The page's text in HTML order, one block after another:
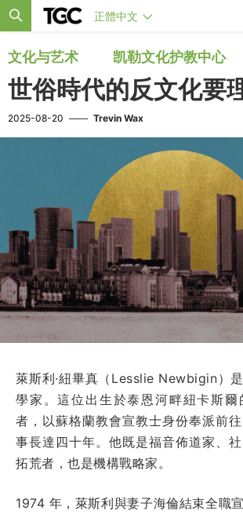
正體中文
文化与艺术 凯勒文化护教中心
世俗時代的反文化要
2025-08-20 —— Trevin Wax
萊斯利·紐畢真（Lesslie Newbigin）
學家。這位出生於泰恩河畔紐卡斯爾
者，以蘇格蘭教會宣教士身份奉派前
事長達四十年。他既是福音佈道家、
拓荒者，也是機構戰略家。
1974 年，萊斯利與妻子海倫結束全職